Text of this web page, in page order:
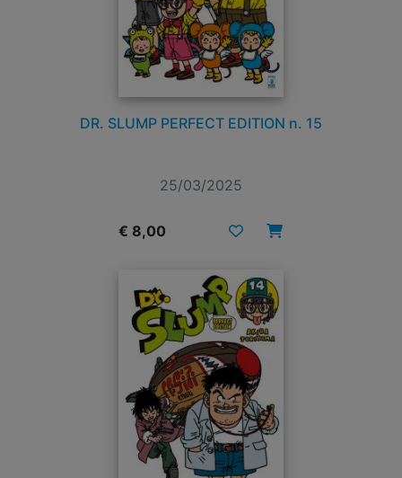
DR. SLUMP PERFECT EDITION n. 15
25/03/2025
€ 8,00